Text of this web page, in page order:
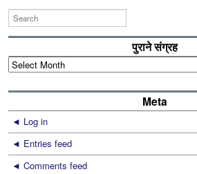
पुराने संग्रह
पुराने
संग्रह
Meta
Log in
Entries feed
Comments feed